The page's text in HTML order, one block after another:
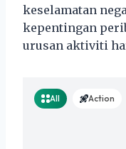
keselamatan
kepentingan
urusan aktiviti